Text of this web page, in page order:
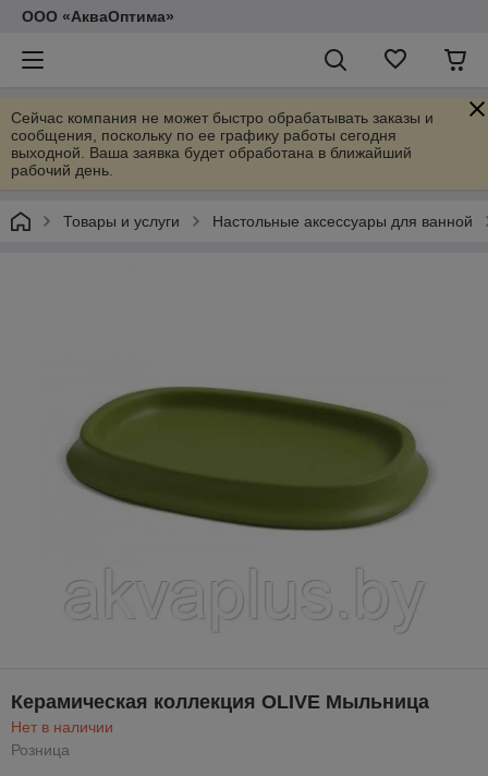
ООО «АкваОптима»
Сейчас компания не может быстро обрабатывать заказы и
сообщения, поскольку по ее графику работы сегодня
выходной. Ваша заявка будет обработана в ближайший
рабочий день.
Товары и услуги Настольные аксессуары для ванной
Керамическая коллекция OLIVE Мыльница
Нет в наличии
Розница